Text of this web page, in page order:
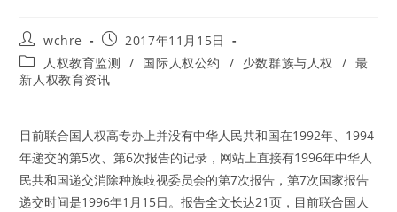
Post
author:
wchre
Post
published:
2017年11月15日
Post
category:
人权教育监测 / 国际人权公约 / 少数群族与人权 / 最
新人权教育资讯
目前联合国人权高专办上并没有中华人民共和国在1992年、1994
年递交的第5次、第6次报告的记录，网站上直接有1996年中华人
民共和国递交消除种族歧视委员会的第7次报告，第7次国家报告
递交时间是1996年1月15日。报告全文长达21页，目前联合国人